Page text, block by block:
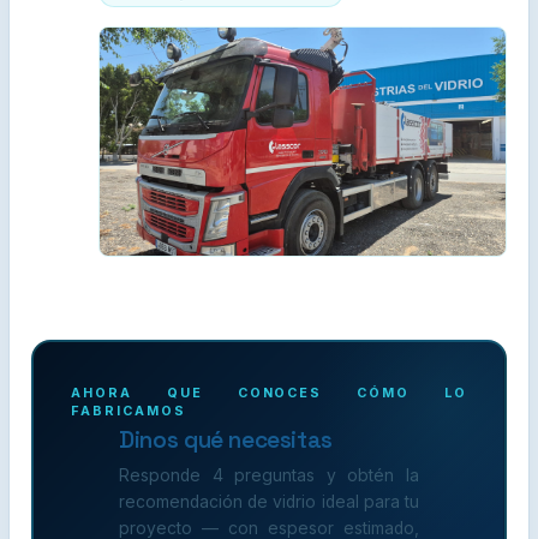
AHORA QUE CONOCES CÓMO LO
FABRICAMOS
Dinos qué necesitas
Responde 4 preguntas y obtén la
recomendación de vidrio ideal para tu
proyecto — con espesor estimado,